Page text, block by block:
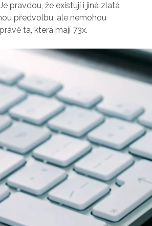
pravdou, že existují i jiná zlatá
předvolbu, ale nemohou
ta, která mají 73x.